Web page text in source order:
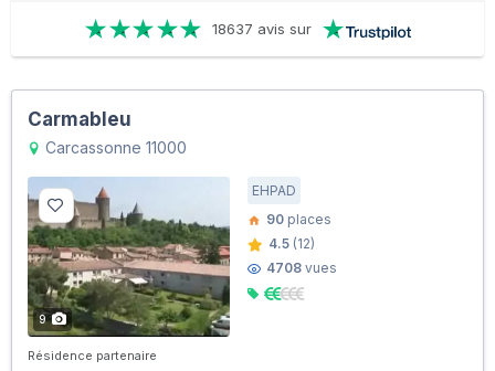
18637 avis sur
Carmableu
Carcassonne 11000
9
EHPAD
90 places
4.5 (12)
4708 vues
Résidence partenaire